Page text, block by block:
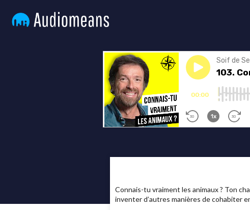
Connais-tu vraiment les animaux ? Ton
inventer d’autres manières de cohabiter